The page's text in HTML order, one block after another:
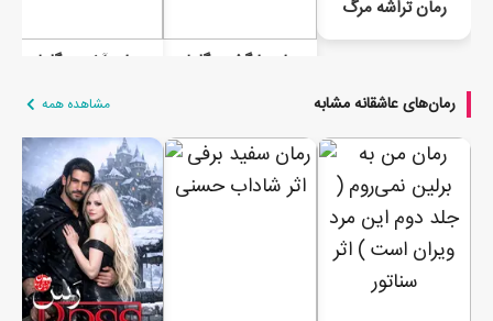
رمان تراشه مرگ
رمان بازگشت گلوله
رمان آخرین گلوله
رمان‌های عاشقانه مشابه مشاهده همه